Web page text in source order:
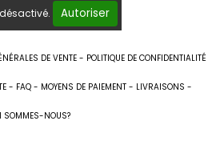
Autoriser
DE VENTE POLITIQUE DE CONFIDENTIALITÉ
FAQ MOYENS DE PAIEMENT LIVRAISONS
SOMMES-NOUS?